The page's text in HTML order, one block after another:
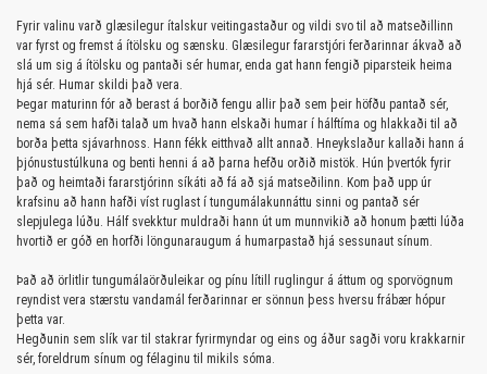
Fyrir valinu varð glæsilegur ítalskur veitingastaður og vildi svo til að matseðillinn
var fyrst og fremst á ítölsku og sænsku. Glæsilegur fararstjóri ferðarinnar ákvað að
slá um sig á ítölsku og pantaði sér humar, enda gat hann fengið piparsteik heima
hjá sér. Humar skildi það vera.
Þegar maturinn fór að berast á borðið fengu allir það sem þeir höfðu pantað sér,
nema sá sem hafði talað um hvað hann elskaði humar í hálftíma og hlakkaði til að
borða þetta sjávarhnoss. Hann fékk eitthvað allt annað. Hneykslaður kallaði hann á
þjónustustúlkuna og benti henni á að þarna hefðu orðið mistök. Hún þvertók fyrir
það og heimtaði fararstjórinn síkáti að fá að sjá matseðilinn. Kom það upp úr
krafsinu að hann hafði víst ruglast í tungumálakunnáttu sinni og pantað sér
slepjulega lúðu. Hálf svekktur muldraði hann út um munnvikið að honum þætti lúða
hvortið er góð en horfði löngunaraugum á humarpastað hjá sessunaut sínum.
Það að örlitlir tungumálaörðuleikar og pínu lítill ruglingur á áttum og sporvögnum
reyndist vera stærstu vandamál ferðarinnar er sönnun þess hversu frábær hópur
þetta var.
Hegðunin sem slík var til stakrar fyrirmyndar og eins og áður sagði voru krakkarnir
sér, foreldrum sínum og félaginu til mikils sóma.